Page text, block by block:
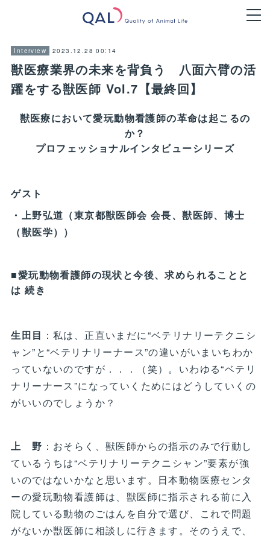
Interview 2023.12.28 00:14
獣医療業界の未来を背負う 八面六臂の活
躍をする獣医師 Vol.7【最終回】
獣医療において愛玩動物看護師の革命は起こるの
か？
プロフェッショナルインタビューシリーズ
ゲスト
・上野弘道（東京都獣医師会 会長、獣医師、博士
（獣医学））
■愛玩動物看護師の現状と今後、求められることと
は 続き
生田目 ：私は、正直いまだに“ベテリナリーテクニシ
ャン”と“ベテリナリーナース”の違いがいまいちわか
っていないのですが．．．（笑）。いわゆる“ベテリ
ナリーナース”になっていくためにはどうしていくの
がいいのでしょうか？
上 野 ：おそらく、獣医師からの指示のみで行動し
ているうちは“ベテリナリーテクニシャン”要素が強
いのではないかなと思います。日本動物医療センタ
ーの愛玩動物看護師は、獣医師に指示される前に入
院している動物のごはんを自分で選び、これで問題
がないか獣医師に相談しに行きます。そのうえで、